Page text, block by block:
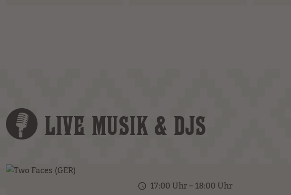
LIVE MUSIK & DJS
17:00 Uhr – 18:00 Uhr